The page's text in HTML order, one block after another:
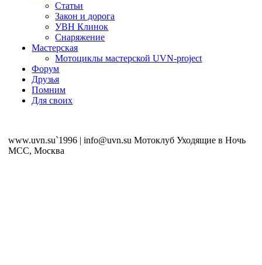
Статьи
Закон и дорога
УВН Клинок
Снаряжение
Мастерская
Мотоциклы мастерской UVN-project
Форум
Друзья
Помним
Для своих
www.uvn.su`1996 | info@uvn.su Мотоклуб Уходящие в Ночь
MCC, Москва